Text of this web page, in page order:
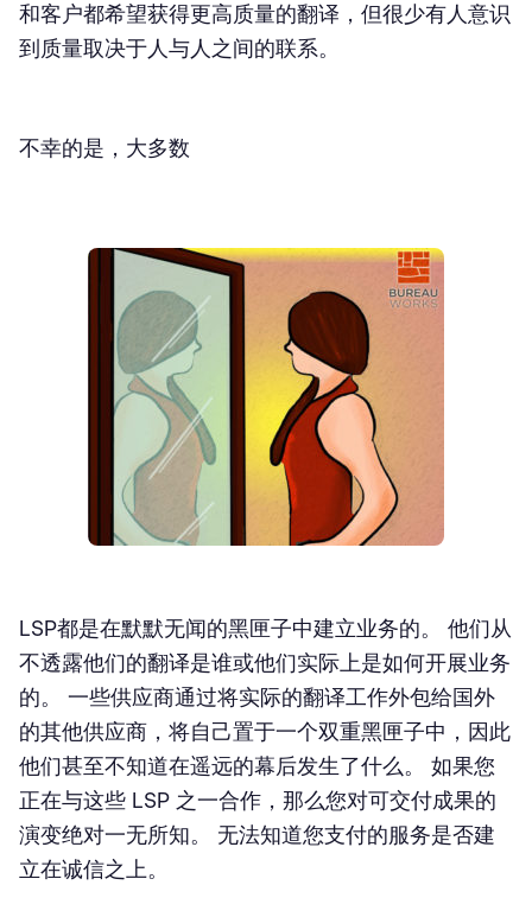
和客户都希望获得更高质量的翻译，但很少有人意识
到质量取决于人与人之间的联系。
不幸的是，大多数
LSP都是在默默无闻的黑匣子中建立业务的。 他们从
不透露他们的翻译是谁或他们实际上是如何开展业务
的。 一些供应商通过将实际的翻译工作外包给国外
的其他供应商，将自己置于一个双重黑匣子中，因此
他们甚至不知道在遥远的幕后发生了什么。 如果您
正在与这些 LSP 之一合作，那么您对可交付成果的
演变绝对一无所知。 无法知道您支付的服务是否建
立在诚信之上。